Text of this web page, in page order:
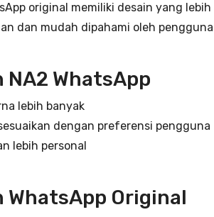
original memiliki desain yang
dan mudah dipahami oleh
NA2 WhatsApp
lebih banyak
dengan preferensi pengguna
lebih personal
WhatsApp Original